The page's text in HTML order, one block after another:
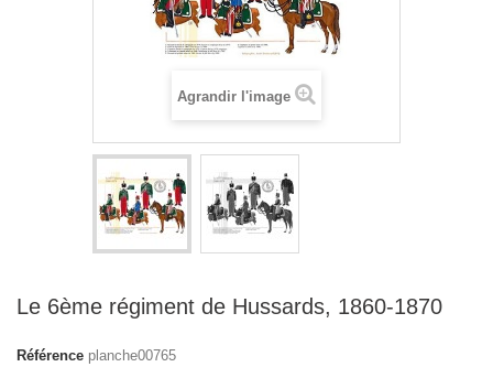
Agrandir l'image
Le 6ème régiment de Hussards, 1860-1870
Référence planche00765